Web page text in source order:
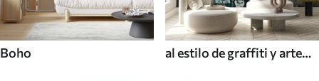
Boho
al estilo de graffiti y arte